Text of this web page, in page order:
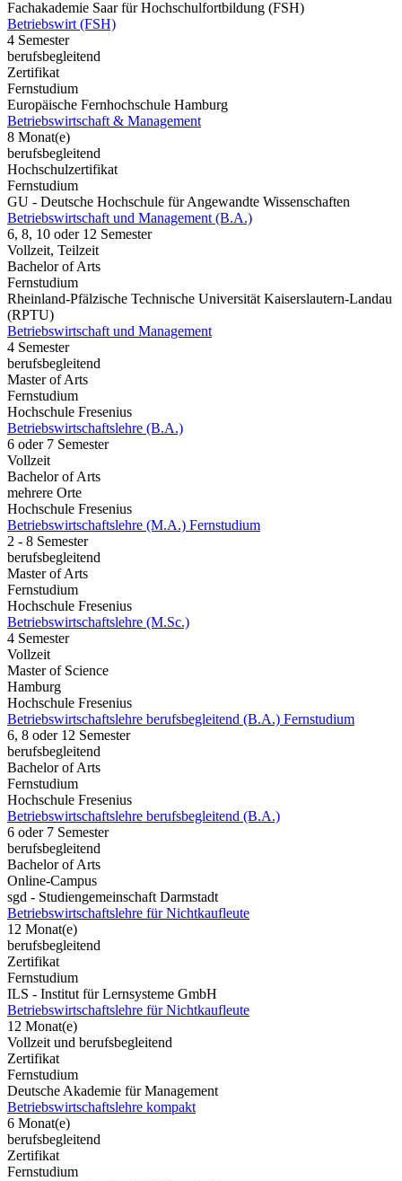
Fachakademie Saar für Hochschulfortbildung (FSH)
Betriebswirt (FSH)
4 Semester
berufsbegleitend
Zertifikat
Fernstudium
Europäische Fernhochschule Hamburg
Betriebswirtschaft & Management
8 Monat(e)
berufsbegleitend
Hochschulzertifikat
Fernstudium
GU - Deutsche Hochschule für Angewandte Wissenschaften
Betriebswirtschaft und Management (B.A.)
6, 8, 10 oder 12 Semester
Vollzeit, Teilzeit
Bachelor of Arts
Fernstudium
Rheinland-Pfälzische Technische Universität Kaiserslautern-Landau
(RPTU)
Betriebswirtschaft und Management
4 Semester
berufsbegleitend
Master of Arts
Fernstudium
Hochschule Fresenius
Betriebswirtschaftslehre (B.A.)
6 oder 7 Semester
Vollzeit
Bachelor of Arts
mehrere Orte
Hochschule Fresenius
Betriebswirtschaftslehre (M.A.) Fernstudium
2 - 8 Semester
berufsbegleitend
Master of Arts
Fernstudium
Hochschule Fresenius
Betriebswirtschaftslehre (M.Sc.)
4 Semester
Vollzeit
Master of Science
Hamburg
Hochschule Fresenius
Betriebswirtschaftslehre berufsbegleitend (B.A.) Fernstudium
6, 8 oder 12 Semester
berufsbegleitend
Bachelor of Arts
Fernstudium
Hochschule Fresenius
Betriebswirtschaftslehre berufsbegleitend (B.A.)
6 oder 7 Semester
berufsbegleitend
Bachelor of Arts
Online-Campus
sgd - Studiengemeinschaft Darmstadt
Betriebswirtschaftslehre für Nichtkaufleute
12 Monat(e)
berufsbegleitend
Zertifikat
Fernstudium
ILS - Institut für Lernsysteme GmbH
Betriebswirtschaftslehre für Nichtkaufleute
12 Monat(e)
Vollzeit und berufsbegleitend
Zertifikat
Fernstudium
Deutsche Akademie für Management
Betriebswirtschaftslehre kompakt
6 Monat(e)
berufsbegleitend
Zertifikat
Fernstudium